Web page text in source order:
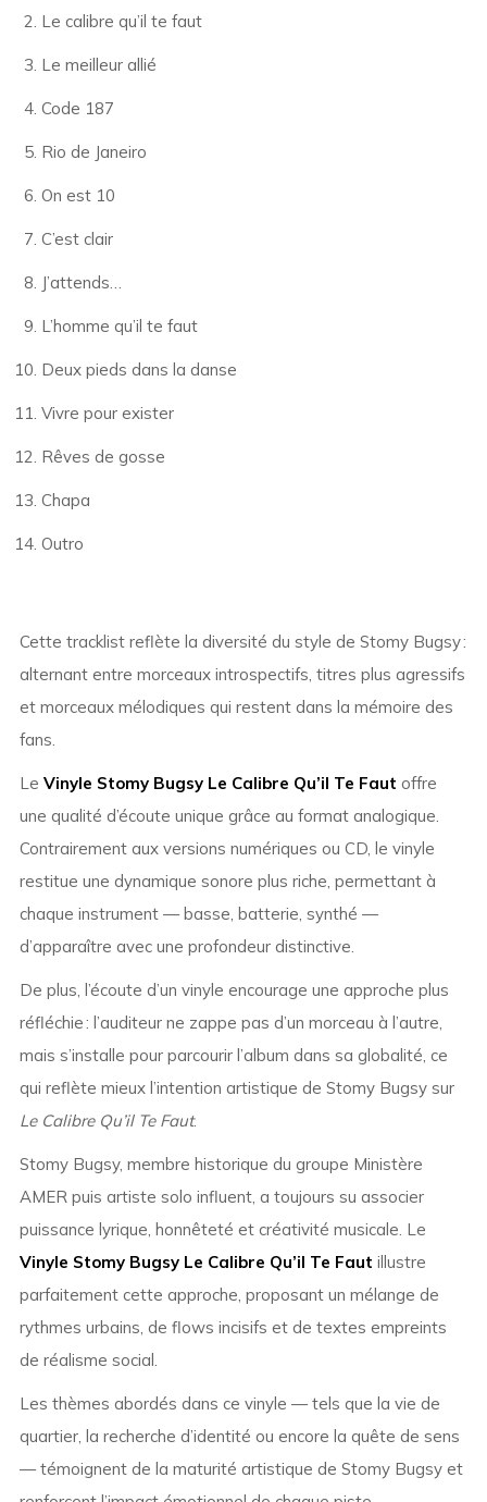
Le calibre qu’il te faut
Le meilleur allié
Code 187
Rio de Janeiro
On est 10
C’est clair
J’attends…
L’homme qu’il te faut
Deux pieds dans la danse
Vivre pour exister
Rêves de gosse
Chapa
Outro
Cette tracklist reflète la diversité du style de Stomy Bugsy :
alternant entre morceaux introspectifs, titres plus agressifs
et morceaux mélodiques qui restent dans la mémoire des
fans.
Le Vinyle Stomy Bugsy Le Calibre Qu’il Te Faut offre
une qualité d’écoute unique grâce au format analogique.
Contrairement aux versions numériques ou CD, le vinyle
restitue une dynamique sonore plus riche, permettant à
chaque instrument — basse, batterie, synthé —
d’apparaître avec une profondeur distinctive.
De plus, l’écoute d’un vinyle encourage une approche plus
réfléchie : l’auditeur ne zappe pas d’un morceau à l’autre,
mais s’installe pour parcourir l’album dans sa globalité, ce
qui reflète mieux l’intention artistique de Stomy Bugsy sur
Le Calibre Qu’il Te Faut.
Stomy Bugsy, membre historique du groupe Ministère
AMER puis artiste solo influent, a toujours su associer
puissance lyrique, honnêteté et créativité musicale. Le
Vinyle Stomy Bugsy Le Calibre Qu’il Te Faut illustre
parfaitement cette approche, proposant un mélange de
rythmes urbains, de flows incisifs et de textes empreints
de réalisme social.
Les thèmes abordés dans ce vinyle — tels que la vie de
quartier, la recherche d’identité ou encore la quête de sens
— témoignent de la maturité artistique de Stomy Bugsy et